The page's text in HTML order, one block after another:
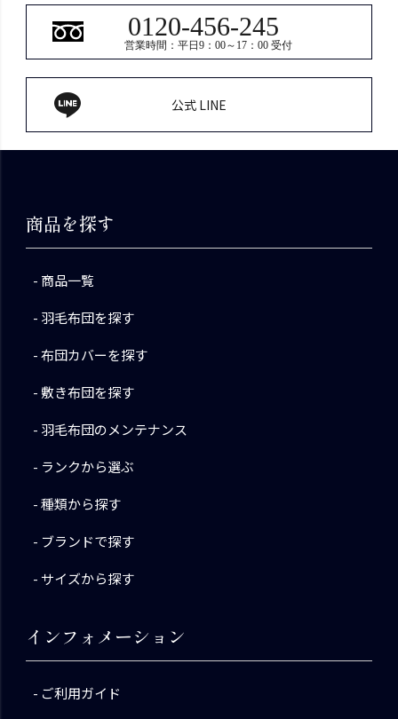
0120-456-245
営業時間：平日9：00～17：00 受付
公式 LINE
商品を探す
商品一覧
羽毛布団を探す
布団カバーを探す
敷き布団を探す
羽毛布団のメンテナンス
ランクから選ぶ
種類から探す
ブランドで探す
サイズから探す
インフォメーション
ご利用ガイド